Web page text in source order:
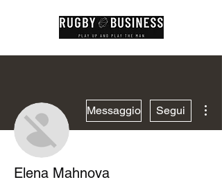
Messaggio Segui
Elena Mahnova